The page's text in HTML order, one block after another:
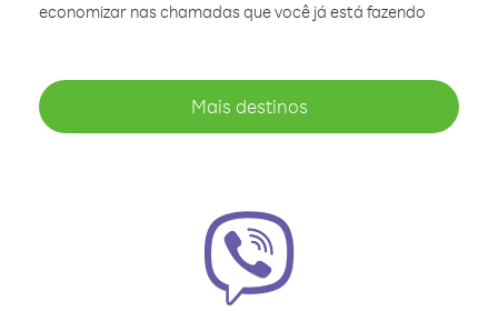
economizar nas chamadas que você já está fazendo
Mais destinos